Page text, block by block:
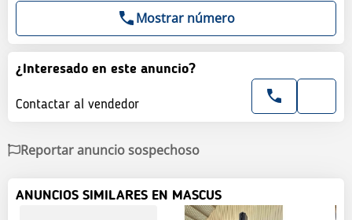
Mostrar número
¿Interesado en este anuncio?
Contactar al vendedor
Reportar anuncio sospechoso
ANUNCIOS SIMILARES EN MASCUS